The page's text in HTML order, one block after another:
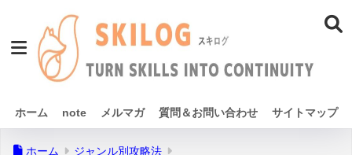
ホーム note メルマガ 質問＆お問い合わせ サイトマップ
ホーム ジャンル別攻略法